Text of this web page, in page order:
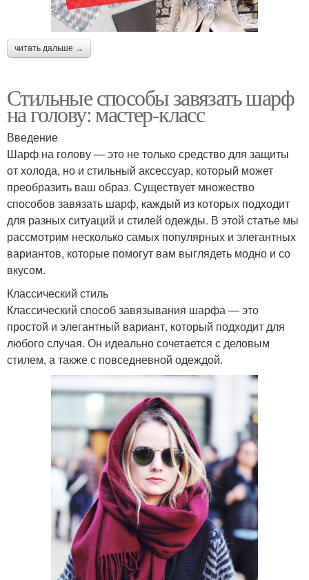
читать дальше →
Стильные способы завязать шарф
на голову: мастер-класс
Введение
Шарф на голову — это не только средство для защиты
от холода, но и стильный аксессуар, который может
преобразить ваш образ. Существует множество
способов завязать шарф, каждый из которых подходит
для разных ситуаций и стилей одежды. В этой статье мы
рассмотрим несколько самых популярных и элегантных
вариантов, которые помогут вам выглядеть модно и со
вкусом.
Классический стиль
Классический способ завязывания шарфа — это
простой и элегантный вариант, который подходит для
любого случая. Он идеально сочетается с деловым
стилем, а также с повседневной одеждой.